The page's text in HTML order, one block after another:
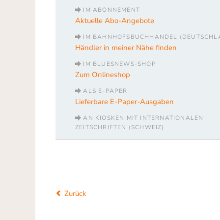
IM ABONNEMENT
Aktuelle Abo-Angebote
IM BAHNHOFSBUCHHANDEL
Händler in meiner Nähe finden
IM BLUESNEWS-SHOP
Zum Onlineshop
ALS E-PAPER
Lieferbare E-Paper-Ausgaben
AN KIOSKEN MIT INTERNATIONALEN
ZEITSCHRIFTEN (SCHWEIZ)
Zurück